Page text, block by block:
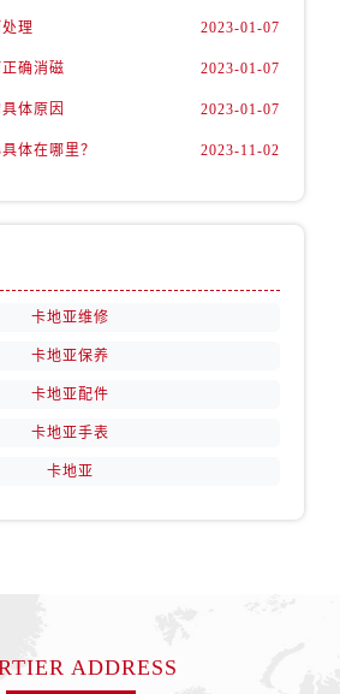
理 2023-01-07
确消磁 2023-01-07
体原因 2023-01-07
体在哪里？ 2023-11-02
卡地亚维修
卡地亚保养
卡地亚配件
卡地亚手表
卡地亚
ADDRESS